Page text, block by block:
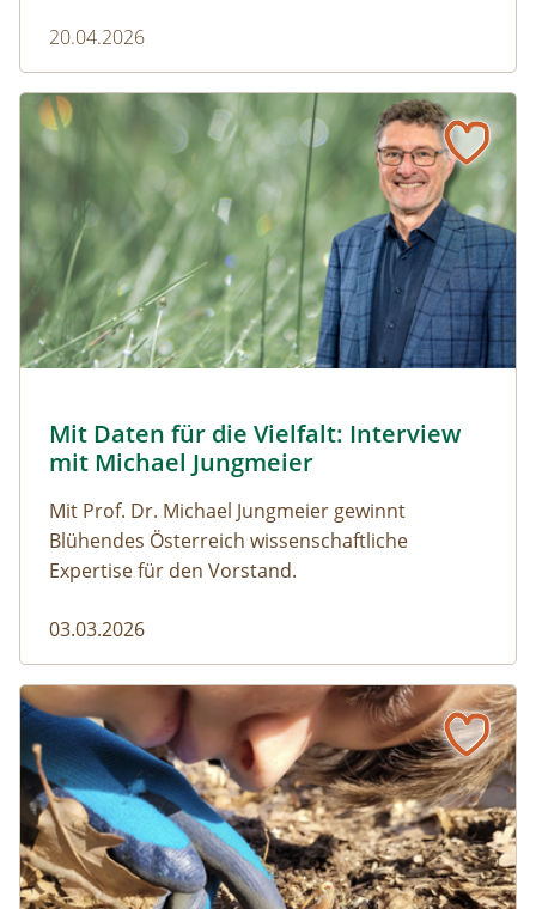
20.04.2026
Naturmagazin: Mit Daten für die Vielfalt: Interview mit
Naturmagazin: Mit Daten für die Vielfalt: Interview mit
Mit Daten für die Vielfalt: Interview
mit Michael Jungmeier
Mit Prof. Dr. Michael Jungmeier gewinnt
Blühendes Österreich wissenschaftliche
Expertise für den Vorstand.
03.03.2026
Mit Daten für die Vielfalt: Interview mit Michael Jungmeier
Allianz im Weinviertel: Kinder, Eicheln und ein bunter